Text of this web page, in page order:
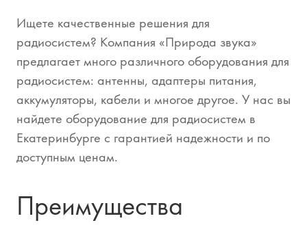
Ищете качественные решения для
радиосистем? Компания «Природа звука»
предлагает много различного оборудования для
радиосистем: антенны, адаптеры питания,
аккумуляторы, кабели и многое другое. У нас вы
найдете оборудование для радиосистем в
Екатеринбурге с гарантией надежности и по
доступным ценам.
Преимущества